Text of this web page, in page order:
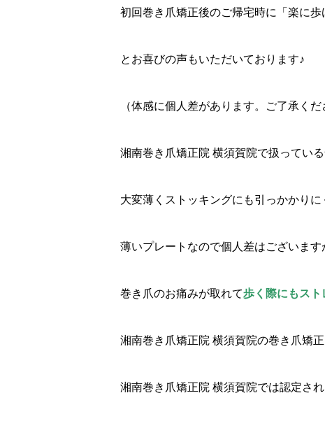
初回巻き爪矯正後のご帰宅時に「楽に歩
とお喜びの声もいただいております♪
（体感に個人差があります。ご了承くだ
湘南巻き爪矯正院 横須賀院で扱ってい
大変薄くストッキングにも引っかかりに
薄いプレートなので個人差はございま
巻き爪のお痛みが取れて歩く際にもスト
湘南巻き爪矯正院 横須賀院の巻き爪矯
湘南巻き爪矯正院 横須賀院では認定さ